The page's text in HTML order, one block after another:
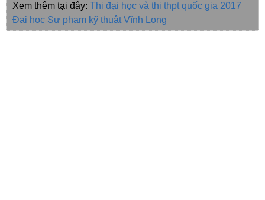
Xem thêm tại đây: Thi đại học và thi thpt quốc gia 2017
Đại học Sư phạm kỹ thuật Vĩnh Long